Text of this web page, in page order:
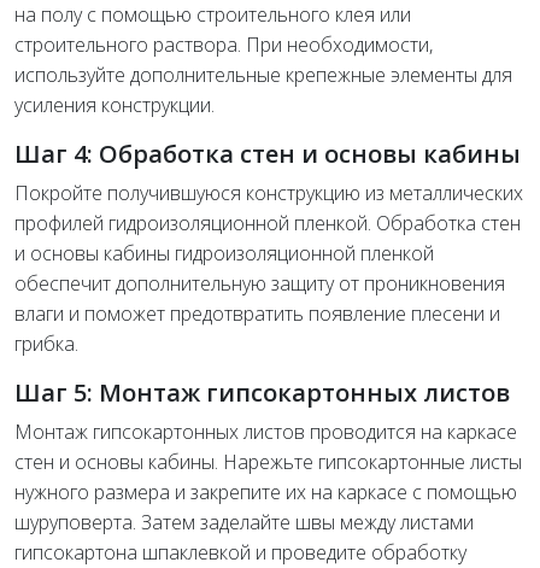
на полу с помощью строительного клея или
строительного раствора. При необходимости,
используйте дополнительные крепежные элементы для
усиления конструкции.
Шаг 4: Обработка стен и основы кабины
Покройте получившуюся конструкцию из металлических
профилей гидроизоляционной пленкой. Обработка стен
и основы кабины гидроизоляционной пленкой
обеспечит дополнительную защиту от проникновения
влаги и поможет предотвратить появление плесени и
грибка.
Шаг 5: Монтаж гипсокартонных листов
Монтаж гипсокартонных листов проводится на каркасе
стен и основы кабины. Нарежьте гипсокартонные листы
нужного размера и закрепите их на каркасе с помощью
шуруповерта. Затем заделайте швы между листами
гипсокартона шпаклевкой и проведите обработку